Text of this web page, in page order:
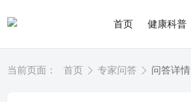
首页 健康科普
当前页面： 首页 专家问答 问答详情